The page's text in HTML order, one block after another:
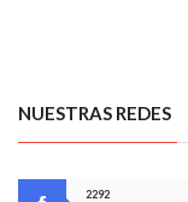
NUESTRAS REDES
2292